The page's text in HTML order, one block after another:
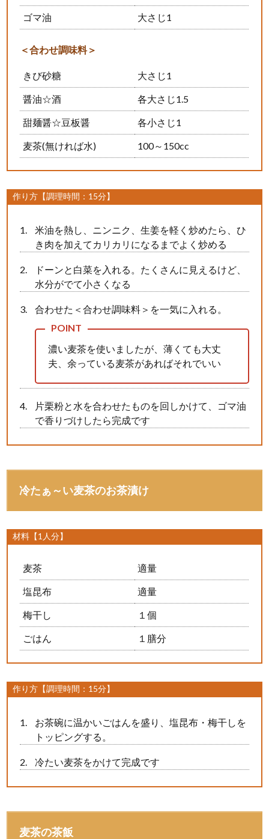
ゴマ油 大さじ1
＜合わせ調味料＞
きび砂糖 大さじ1
醤油☆酒 各大さじ1.5
甜麺醤☆豆板醤 各小さじ1
麦茶(無ければ水) 100～150cc
作り方【調理時間：15分】
米油を熱し、ニンニク、生姜を軽く炒めたら、ひ
き肉を加えてカリカリになるまでよく炒める
ドーンと白菜を入れる。たくさんに見えるけど、
水分がでて小さくなる
合わせた＜合わせ調味料＞を一気に入れる。
濃い麦茶を使いましたが、薄くても大丈
夫、余っている麦茶があればそれでいい
片栗粉と水を合わせたものを回しかけて、ゴマ油
で香りづけしたら完成です
冷たぁ～い麦茶のお茶漬け
材料【1人分】
麦茶 適量
塩昆布 適量
梅干し １個
ごはん １膳分
作り方【調理時間：15分】
お茶碗に温かいごはんを盛り、塩昆布・梅干しを
トッピングする。
冷たい麦茶をかけて完成です
麦茶の茶飯